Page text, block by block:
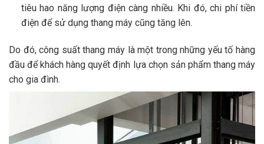
tiêu hao năng lượng điện càng nhiều. Khi đó, chi phí tiền
điện để sử dụng thang máy cũng tăng lên.
Do đó, công suất thang máy là một trong những yếu tố hàng
đầu để khách hàng quyết định lựa chọn sản phẩm thang máy
cho gia đình.